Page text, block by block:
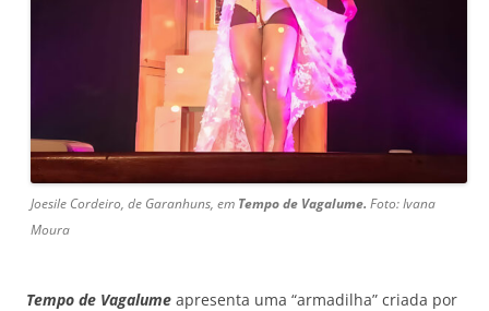
Joesile Cordeiro, de Garanhuns, em Tempo de Vagalume. Foto: Ivana
Moura
Tempo de Vagalume apresenta uma “armadilha” criada por